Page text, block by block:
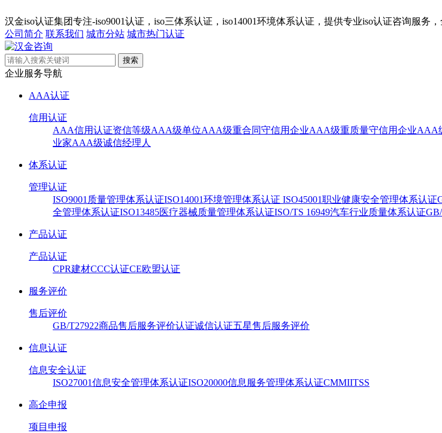
汉金iso认证集团专注-iso9001认证，iso三体系认证，iso14001环境体系认证，提供专业iso认证咨询服务，
公司简介 联系我们 城市分站 城市热门认证
企业服务导航
AAA认证
信用认证
AAA信用认证资信等级AAA级单位AAA级重合同守信用企业AAA级重质量守信用企业AAA
业家AAA级诚信经理人
体系认证
管理认证
ISO9001质量管理体系认证ISO14001环境管理体系认证 ISO45001职业健康安全管理体系认证
全管理体系认证ISO13485医疗器械质量管理体系认证ISO/TS 16949汽车行业质量体系认证
产品认证
产品认证
CPR建材CCC认证CE欧盟认证
服务评价
售后评价
GB/T27922商品售后服务评价认证诚信认证五星售后服务评价
信息认证
信息安全认证
ISO27001信息安全管理体系认证ISO20000信息服务管理体系认证CMMIITSS
高企申报
项目申报